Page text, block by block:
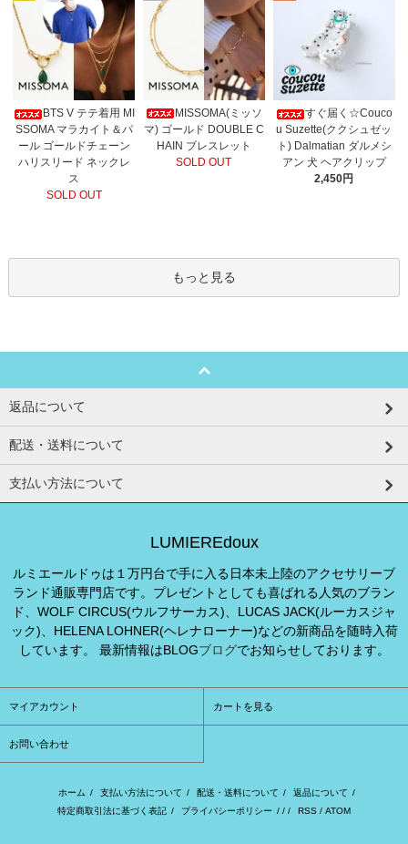
BTS V テテ着用 MI
SSOMA マラカイト＆パ
ール ゴールドチェーン
ハリスリード ネックレ
ス
SOLD OUT
MISSOMA(ミッソ
マ) ゴールド DOUBLE C
HAIN ブレスレット
SOLD OUT
すぐ届く☆Couco
u Suzette(ククシュゼッ
ト) Dalmatian ダルメシ
アン 犬 ヘアクリップ
2,450円
もっと見る
返品について
配送・送料について
支払い方法について
LUMIEREdoux
ルミエールドゥは１万円台で手に入る日本未上陸のアクセサリーブ
ランド通販専門店です。プレゼントとしても喜ばれる人気のブラン
ド、WOLF CIRCUS(ウルフサーカス)、LUCAS JACK(ルーカスジャ
ック)、HELENA LOHNER(ヘレナローナー)などの新商品を随時入荷
しています。 最新情報はBLOGブログでお知らせしております。
マイアカウント カートを見る
お問い合わせ
ホーム / 支払い方法について / 配送・送料について / 返品について /
特定商取引法に基づく表記 / プライバシーポリシー / / / RSS / ATOM